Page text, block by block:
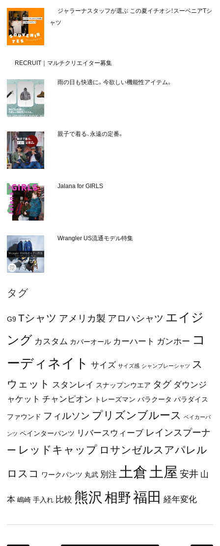
ジャラーナスタッフが選ぶ この夏イチオシ！スーベニアTシ
ャツ
RECRUIT｜マルチクリエイター募集
雨の日も快適に。今欲しい機能性アイテム。
親子で着る、永遠の定番。
Jalana for GIRLS
Wrangler US流通モデル特集
タグ
G9 Tシャツ アメリカ製 アロハシャツ エイジ
ング カスタム カバーオール カーハート ガンホー コ
ーディネイト サイズ サイズ感 シャンブレーシャツ
ス
ウェット スタンレイ スナップンウエア タグ ダウンジ
ャケット チャンピオン トレーズマン バラクータ パラダイス
ファウンド フィルソン プリズンブルース ベイカーパ
ンツ ペインターパンツ リバースウィーブ レインスプーナ
ー レッドキャップ ロサンゼルスアパレル
ロスコ ワークパンツ 丸武 別注 土倉 土屋 安井 山
本 嶋崎 手入れ 比較 熊沢 相野福田 経年変化